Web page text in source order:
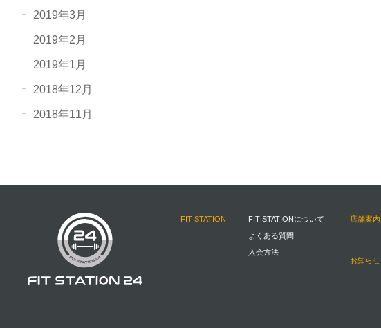
2019年3月
2019年2月
2019年1月
2018年12月
2018年11月
FIT STATION
FIT STATIONについて
よくある質問
入会方法
店舗案内
お知らせ